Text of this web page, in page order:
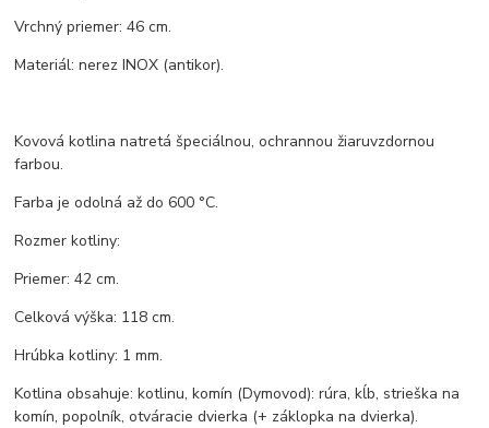
Vrchný priemer: 46 cm.
Materiál: nerez INOX (antikor).
Kovová kotlina natretá špeciálnou, ochrannou žiaruvzdornou
farbou.
Farba je odolná až do 600 °C.
Rozmer kotliny:
Priemer: 42 cm.
Celková výška: 118 cm.
Hrúbka kotliny: 1 mm.
Kotlina obsahuje: kotlinu, komín (Dymovod): rúra, kĺb, strieška na
komín, popolník, otváracie dvierka (+ záklopka na dvierka).